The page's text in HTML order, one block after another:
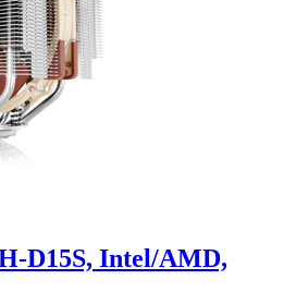
D15S, Intel/AMD,